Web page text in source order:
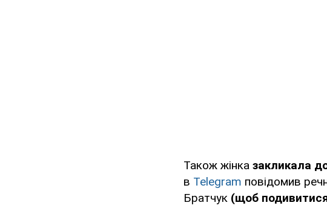
Також жінка закликала
в Telegram повідомив
Братчук (щоб